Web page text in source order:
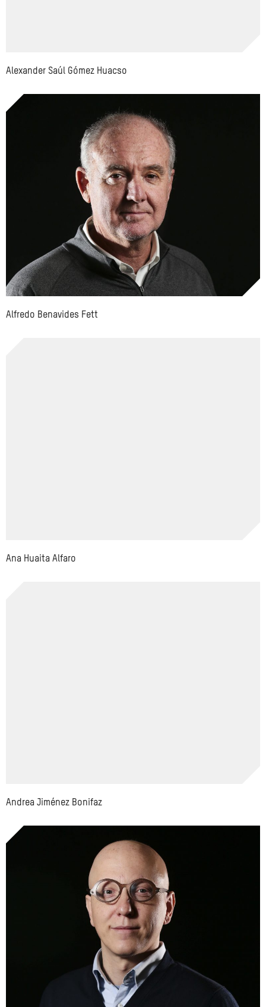
Alexander Saúl Gómez Huacso
Alfredo Benavides Fett
Ana Huaita Alfaro
Andrea Jiménez Bonifaz